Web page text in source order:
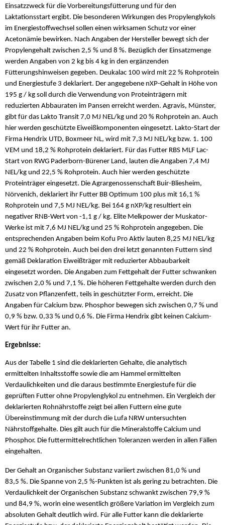
Einsatzzweck für die Vorbereitungsfütterung und für den
Laktationsstart ergibt. Die besonderen Wirkungen des Propylenglykols
im Energiestoffwechsel sollen einen wirksamen Schutz vor einer
Acetonämie bewirken. Nach Angaben der Hersteller bewegt sich der
Propylengehalt zwischen 2,5 % und 8 %. Bezüglich der Einsatzmenge
werden Angaben von 2 kg bis 4 kg in den ergänzenden
Fütterungshinweisen gegeben. Deukalac 100 wird mit 22 % Rohprotein
und Energiestufe 3 deklariert. Der angegebene nXP-Gehalt in Höhe von
195 g / kg soll durch die Verwendung von Proteinträgern mit
reduzierten Abbauraten im Pansen erreicht werden. Agravis, Münster,
gibt für das Lakto Transit 7,0 MJ NEL/kg und 20 % Rohprotein an. Auch
hier werden geschützte Eiweißkomponenten eingesetzt. Lakto-Start der
Firma Hendrix UTD, Boxmeer NL, wird mit 7,3 MJ NEL/kg bzw. 1. 100
VEM und 18,2 % Rohprotein deklariert. Für das Futter RBS MLF Lac-
Start von RWG Paderborn-Bürener Land, lauten die Angaben 7,4 MJ
NEL/kg und 22,5 % Rohprotein. Auch hier werden geschützte
Proteinträger eingesetzt. Die Agrargenossenschaft Buir-Bliesheim,
Nörvenich, deklariert ihr Futter BB Optimum 100 plus mit 16,1 %
Rohprotein und 7,5 MJ NEL/kg. Bei 164 g nXP/kg resultiert ein
negativer RNB-Wert von -1,1 g / kg. Elite Melkpower der Muskator-
Werke ist mit 7,6 MJ NEL/kg und 25 % Rohprotein angegeben. Die
entsprechenden Angaben beim Kofu Pro Aktiv lauten 8,25 MJ NEL/kg
und 22 % Rohprotein. Auch bei den drei letzt genannten Futtern sind
gemäß Deklaration Eiweißträger mit reduzierter Abbaubarkeit
eingesetzt worden. Die Angaben zum Fettgehalt der Futter schwanken
zwischen 2,0 % und 7,1 %. Die höheren Fettgehalte werden durch den
Zusatz von Pflanzenfett, teils in geschützter Form, erreicht. Die
Angaben für Calcium bzw. Phosphor bewegen sich zwischen 0,7 % und
0,9 % bzw. 0,33 % und 0,6 %. Die Firma Hendrix gibt keinen Calcium-
Wert für ihr Futter an.
Ergebnisse:
Aus der Tabelle 1 sind die deklarierten Gehalte, die analytisch
ermittelten Inhaltsstoffe sowie die am Hammel ermittelten
Verdaulichkeiten und die daraus bestimmte Energiestufe für die
geprüften Futter ohne Propylenglykol zu entnehmen. Ein Vergleich der
deklarierten Rohnährstoffe zeigt bei allen Futtern eine gute
Übereinstimmung mit der durch die Lufa NRW untersuchten
Nährstoffgehalte. Dies gilt auch für die Mineralstoffe Calcium und
Phosphor. Die futtermittelrechtlichen Toleranzen werden in allen Fällen
eingehalten.
Der Gehalt an Organischer Substanz variiert zwischen 81,0 % und
83,5 %. Die Spanne von 2,5 %-Punkten ist als gering zu betrachten. Die
Verdaulichkeit der Organischen Substanz schwankt zwischen 79,9 %
und 84,9 %, worin eine wesentlich größere Variation im Vergleich zum
absoluten Gehalt deutlich wird. Für alle Futter kann die deklarierte